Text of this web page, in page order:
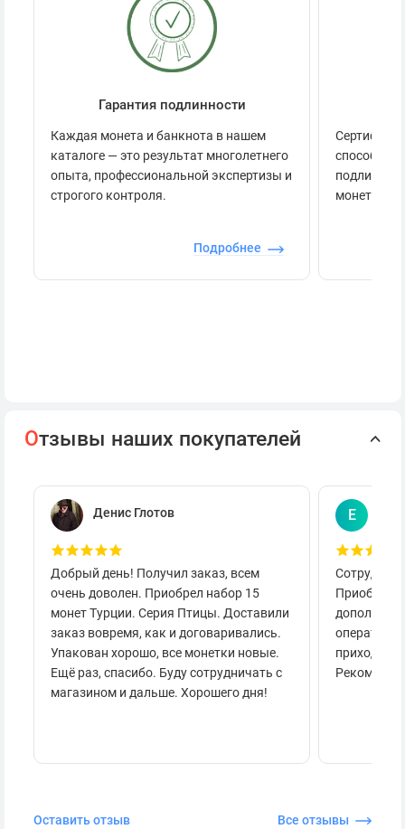
Гарантия подлинности
Каждая монета и банкнота в нашем
каталоге — это результат многолетнего
опыта, профессиональной экспертизы и
строгого контроля.
Подробнее
способов
монеты.
Отзывы наших покупателей
Денис Глотов
Добрый день! Получил заказ, всем
очень доволен. Приобрел набор 15
монет Турции. Серия Птицы. Доставили
заказ вовремя, как и договаривались.
Упакован хорошо, все монетки новые.
Ещё раз, спасибо. Буду сотрудничать с
магазином и дальше. Хорошего дня!
Е
приходило
Оставить отзыв Все отзывы